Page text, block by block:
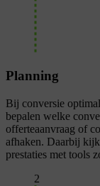
Planning
Bij conversie
bepalen welke
offerteaanvraag of
afhaken. Daarbij
prestaties met tools
2